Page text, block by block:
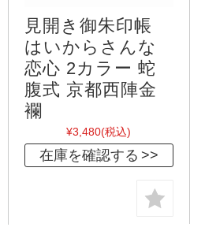
見開き御朱印帳
はいからさんな
恋心 2カラー 蛇
腹式 京都西陣金
襴
¥3,480(税込)
在庫を確認する